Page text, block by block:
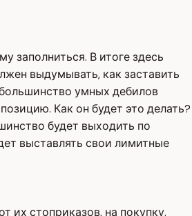
заполниться. В итоге здесь
выдумывать, как заставить
умных дебилов
Как он будет это делать?
будет выходить по
выставлять свои лимитные
их стоприказов, на покупку.